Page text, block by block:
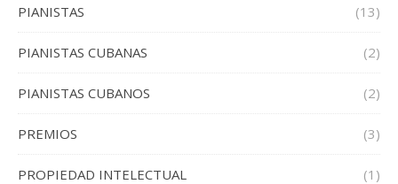
PIANISTAS (13)
PIANISTAS CUBANAS (2)
PIANISTAS CUBANOS (2)
PREMIOS (3)
PROPIEDAD INTELECTUAL (1)